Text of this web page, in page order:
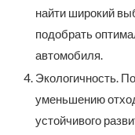
найти широкий
подобрать
автомобиля.
Экологичность.
уменьшению
устойчивого